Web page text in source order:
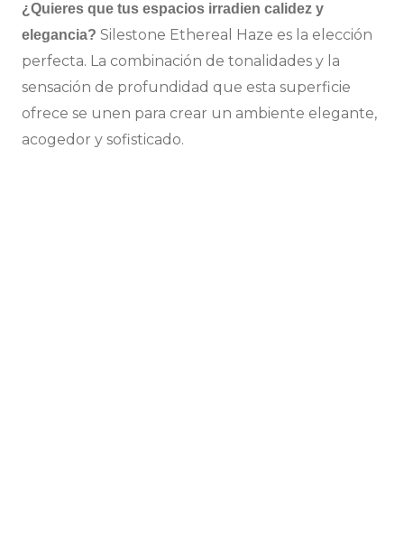
¿Quieres que tus espacios irradien calidez y
elegancia? Silestone Ethereal Haze es la elección
perfecta. La combinación de tonalidades y la
sensación de profundidad que esta superficie
ofrece se unen para crear un ambiente elegante,
acogedor y sofisticado.